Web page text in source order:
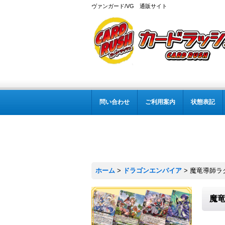
ヴァンガード/VG 通販サイト
問い合わせ ご利用案内 状態表記
ホーム > ドラゴンエンパイア > 魔竜導師ラ
魔